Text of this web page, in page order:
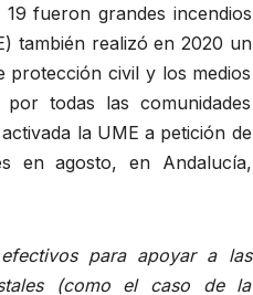
fueron grandes incendios
también realizó en 2020 un
protección civil y los medios
todas las comunidades
la UME a petición de
en agosto, en Andalucía,
para apoyar a las
(como el caso de la